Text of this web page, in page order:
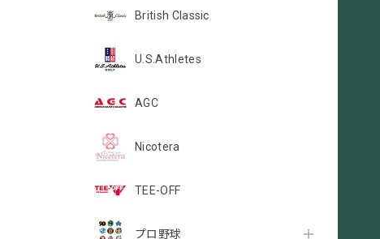
British Classic
U.S.Athletes
AGC
Nicotera
TEE-OFF
プロ野球